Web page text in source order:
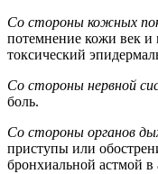
Со стороны кожных
потемнение кожи век и
токсический
Со стороны нервной
боль.
Со стороны органов
приступы или
бронхиальной астмой